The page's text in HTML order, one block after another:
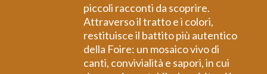
piccoli racconti da scoprire.
Attraverso il tratto e i colori,
restituisce il battito più autentico
della Foire: un mosaico vivo di
canti, convivialità e sapori, in cui